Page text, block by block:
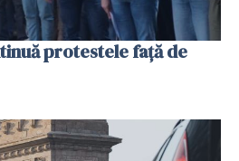
protestele faţă de